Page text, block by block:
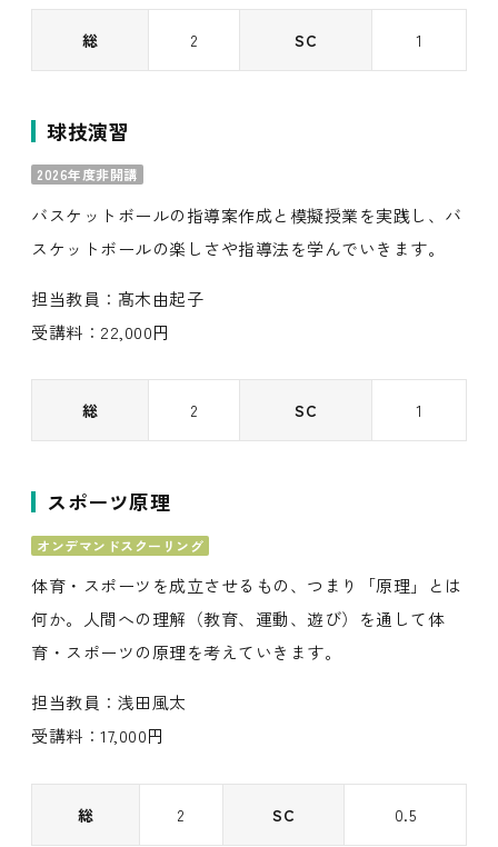
総 2 SC 1
球技演習
2026年度非開講
バスケットボールの指導案作成と模擬授業を実践し、バ
スケットボールの楽しさや指導法を学んでいきます。
担当教員：髙木由起子
受講料：22,000円
総 2 SC 1
スポーツ原理
オンデマンドスクーリング
体育・スポーツを成立させるもの、つまり「原理」とは
何か。人間への理解（教育、運動、遊び）を通して体
育・スポーツの原理を考えていきます。
担当教員：浅田風太
受講料：17,000円
総 2 SC 0.5